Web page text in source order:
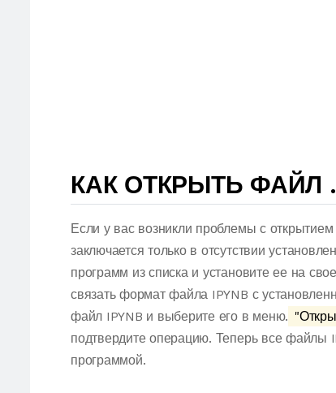
КАК ОТКРЫТЬ ФАЙЛ
Если у вас возникли проблемы с
заключается только в отсутствии
программ из списка и установите ее на
связать формат файла IPYNB с
файл IPYNB и выберите его в меню.
подтвердите операцию. Теперь все файлы
программой.